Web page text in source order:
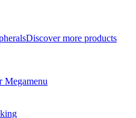
Discover more products
Megamenu